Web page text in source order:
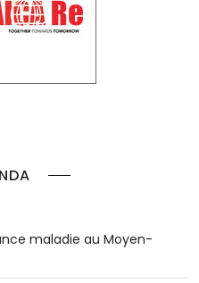
maladie au Moyen-